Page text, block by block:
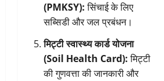
(PMKSY):सिंचाई के लिए
सब्सिडी और जल प्रबंधन।
मिट्टी स्वास्थ्य कार्ड योजना
(Soil Health Card):मिट्टी
की गुणवत्ता की जानकारी और